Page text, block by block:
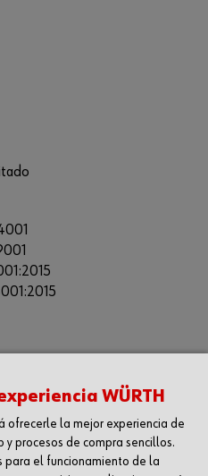
WÜRTH
ofrecerle la mejor experiencia de
procesos de compra sencillos.
para el funcionamiento de la